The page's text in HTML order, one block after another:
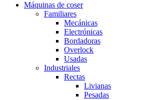
Máquinas de coser
Familiares
Mecánicas
Electrónicas
Bordadoras
Overlock
Usadas
Industriales
Rectas
Livianas
Pesadas